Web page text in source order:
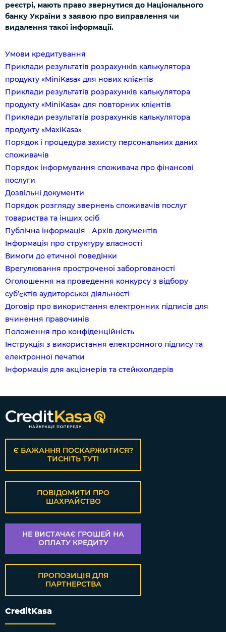
реєстрі, мають право звернутися до Національного
банку України з заявою про виправлення чи
видалення такої інформації.
Умови кредитування
Приклади результатів розрахунків калькулятора
продукту «MiniKasa» для нових клієнтів
Приклади результатів розрахунків калькулятора
продукту «MiniKasa» для повторних клієнтів
Приклади результатів розрахунків калькулятора
продукту «MaxiKasa»
Порядок і процедура захисту персональних даних
споживачів
Порядок інформування споживача про фінансові
послуги
Дозвільні документи
Порядок розгляду звернень споживачів послуг
товариства та інших осіб
Публічна інформація
Архів документів
Інформація про структуру власності
Вимоги до етичної поведінки
Врегулювання простроченої заборгованості
Оголошення на проведення конкурсу з відбору
суб’єктів аудиторської діяльності
Договір про використання електронних підписів для
вчинення правочинів
Положення про конфіденційність
Інструкція з використання електронного підпису та
електронної печатки
Інформація для акціонерів та стейкхолдерів
Є БАЖАННЯ ПОСКАРЖИТИСЯ?
ТИСНІТЬ ТУТ!
ПОВІДОМИТИ ПРО
ШАХРАЙСТВО
НЕ ВИСТАЧАЄ ГРОШЕЙ НА
ОПЛАТУ КРЕДИТУ
ПРОПОЗИЦІЯ ДЛЯ
ПАРТНЕРСТВА
CreditKasa